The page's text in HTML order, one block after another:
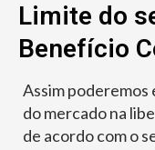
Limite do
Benefício
Assim poderemos
do mercado na
de acordo com o